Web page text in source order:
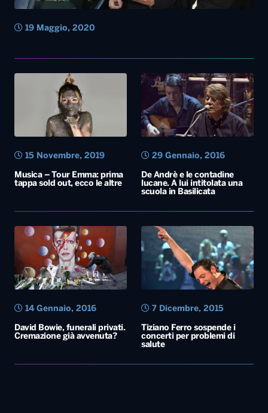
19 Maggio, 2020
Musica – Tour Emma: prima
tappa sold out, ecco le altre
15 Novembre, 2019
De Andrè e le contadine
lucane. A lui intitolata una
scuola in Basilicata
29 Gennaio, 2016
David Bowie, funerali privati.
Cremazione già avvenuta?
14 Gennaio, 2016
Tiziano Ferro sospende i
concerti per problemi di
salute
7 Dicembre, 2015